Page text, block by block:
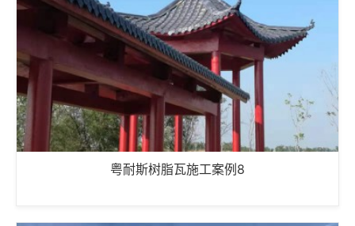
粤耐斯树脂瓦施工案例8